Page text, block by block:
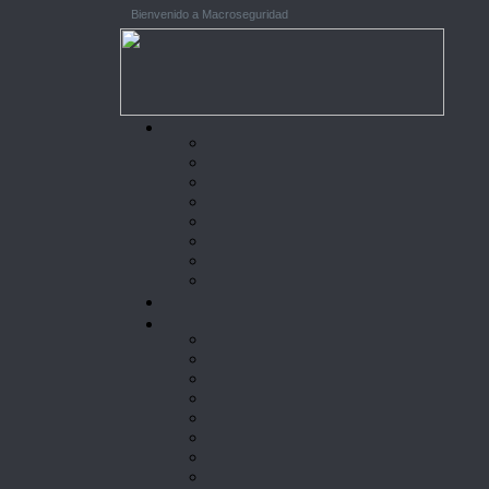
Bienvenido a Macroseguridad